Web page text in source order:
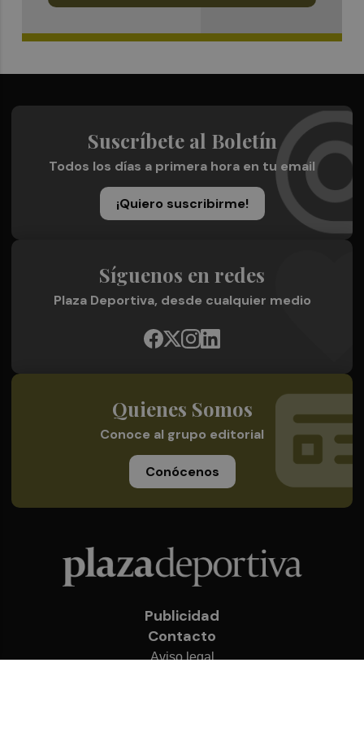
Suscríbete al Boletín
Todos los días a primera hora en tu email
¡Quiero suscribirme!
Síguenos en redes
Plaza Deportiva, desde cualquier medio
Quienes Somos
Conoce al grupo editorial
Conócenos
Publicidad
Contacto
Aviso legal